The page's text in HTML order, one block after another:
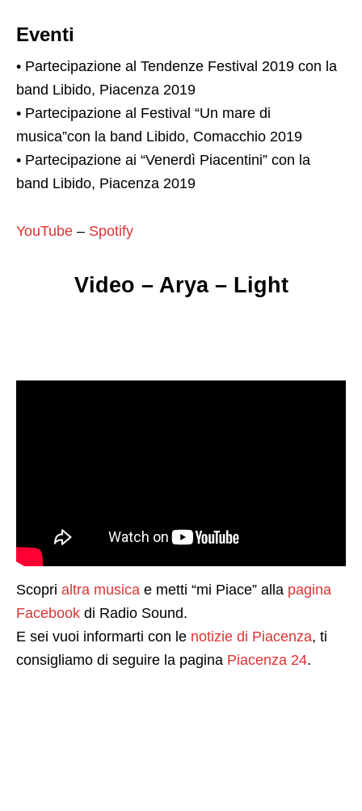
Eventi
• Partecipazione al Tendenze Festival 2019 con la
band Libido, Piacenza 2019
• Partecipazione al Festival “Un mare di
musica”con la band Libido, Comacchio 2019
• Partecipazione ai “Venerdì Piacentini” con la
band Libido, Piacenza 2019
YouTube – Spotify
Video – Arya – Light
Scopri altra musica e metti “mi Piace” alla pagina
Facebook di Radio Sound.
E sei vuoi informarti con le notizie di Piacenza, ti
consigliamo di seguire la pagina Piacenza 24.